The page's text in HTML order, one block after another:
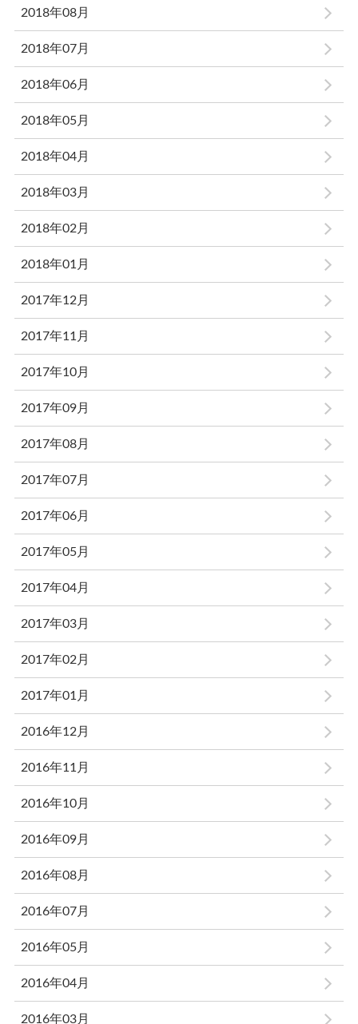
2018年08月
2018年07月
2018年06月
2018年05月
2018年04月
2018年03月
2018年02月
2018年01月
2017年12月
2017年11月
2017年10月
2017年09月
2017年08月
2017年07月
2017年06月
2017年05月
2017年04月
2017年03月
2017年02月
2017年01月
2016年12月
2016年11月
2016年10月
2016年09月
2016年08月
2016年07月
2016年05月
2016年04月
2016年03月